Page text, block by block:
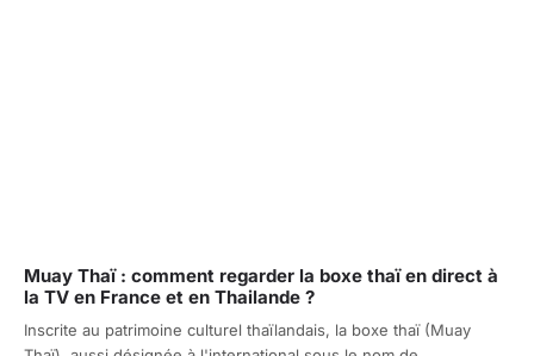
Muay Thaï : comment regarder la boxe thaï en direct à
la TV en France et en Thailande ?
Inscrite au patrimoine culturel thaïlandais, la boxe thaï (Muay